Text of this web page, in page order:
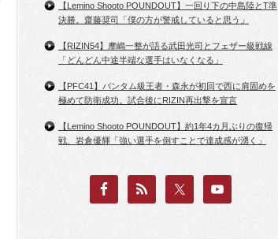
【Lemino Shooto POUNDOUT】一回り下の中島陸とT準
決勝。齋藤奨司「僕の方が警戒していると思う」
【RIZIN54】摩嶋一整が語る武田光司とフェザー級戦線
「どんどん中途半端な選手はいなくなる」
【PFC41】バンタム級王者・森永が初回で西に肩固めを
極めて防衛成功。試合後にRIZIN再出撃を宣言
【Lemino Shooto POUNDOUT】約1年4カ月ぶりの復帰
戦、岩倉優輝「強い選手を倒すことで達成感が湧く」